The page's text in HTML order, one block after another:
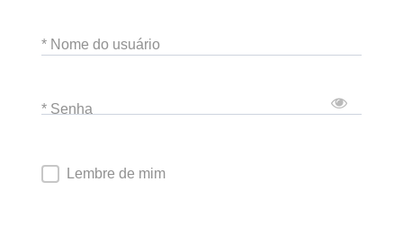
* Nome do usuário
* Senha
Lembre de mim